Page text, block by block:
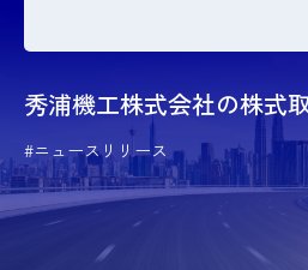
秀浦機工株式会社の株式
#ニュースリリース